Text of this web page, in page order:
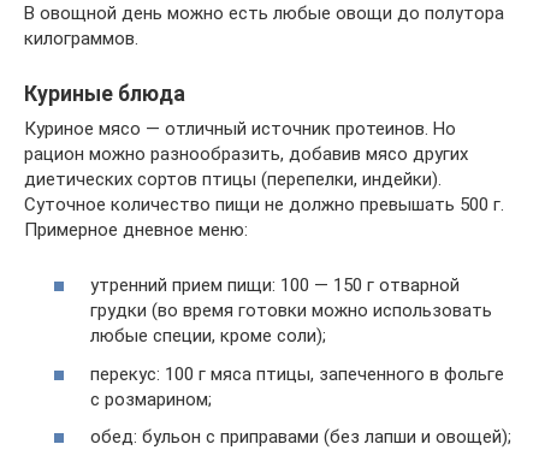
В овощной день можно есть любые овощи до полутора
килограммов.
Куриные блюда
Куриное мясо — отличный источник протеинов. Но
рацион можно разнообразить, добавив мясо других
диетических сортов птицы (перепелки, индейки).
Суточное количество пищи не должно превышать 500 г.
Примерное дневное меню:
утренний прием пищи: 100 — 150 г отварной
грудки (во время готовки можно использовать
любые специи, кроме соли);
перекус: 100 г мяса птицы, запеченного в фольге
с розмарином;
обед: бульон с приправами (без лапши и овощей);